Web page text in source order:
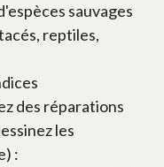
sauvages
reptiles,
des réparations
les
: